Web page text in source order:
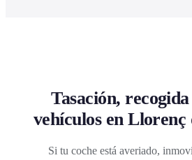
Tasación,
vehículos en
Si tu coche está averiado,